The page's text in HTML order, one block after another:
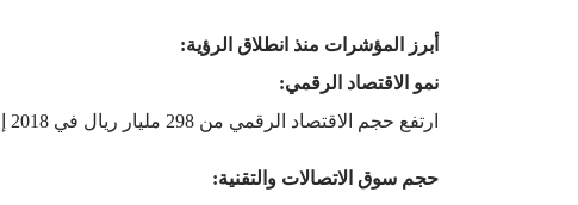
أبرز المؤشرات منذ انطلاق الرؤية:
نمو الاقتصاد الرقمي:
ارتفع حجم الاقتصاد الرقمي من 298 مليار ريال في 2018 إلى 522 مليار ريال، منذ انطلاق رؤية المملكة 2030.
حجم سوق الاتصالات والتقنية: